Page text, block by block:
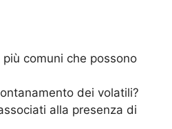
comuni che possono
dei volatili?
alla presenza di